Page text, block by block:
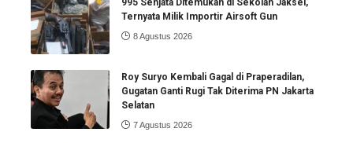
Ternyata Milik Importir Airsoft Gun
8 Agustus 2026
Roy Suryo Kembali Gagal di Praperadilan,
Gugatan Ganti Rugi Tak Diterima PN Jakarta
Selatan
7 Agustus 2026